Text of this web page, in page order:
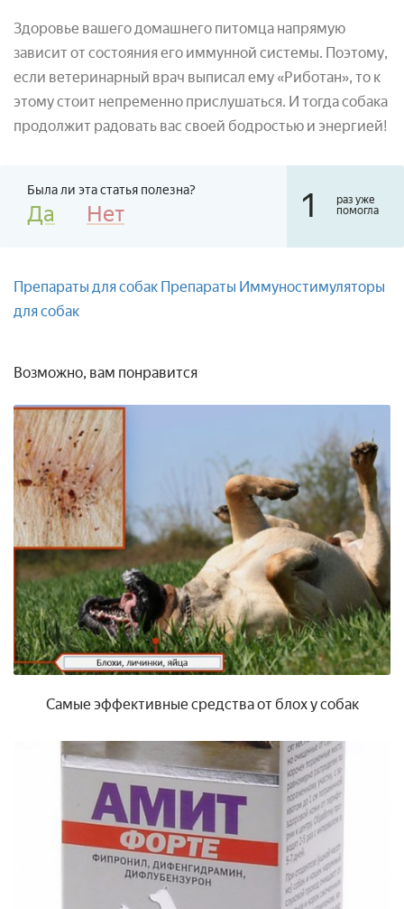
Здоровье вашего домашнего питомца напрямую
зависит от состояния его иммунной системы. Поэтому,
если ветеринарный врач выписал ему «Риботан», то к
этому стоит непременно прислушаться. И тогда собака
продолжит радовать вас своей бодростью и энергией!
Была ли эта статья полезна?
Да Нет 1
раз уже
помогла
Препараты для собак Препараты Иммуностимуляторы
для собак
Возможно, вам понравится
Самые эффективные средства от блох у собак